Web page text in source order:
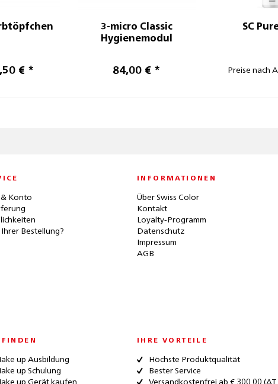
€ *
3-micro Classic
Hygienemodul
84,00 € *
SC
Preise nach
& Konto
Bestellung?
INFORMATIONEN
Über Swiss Color
Kontakt
Loyalty-Programm
Datenschutz
Impressum
AGB
up Ausbildung
up Schulung
up Gerät kaufen
IHRE VORTEILE
Höchste Produktqualität
Bester Service
Versandkostenfrei ab € 300,00